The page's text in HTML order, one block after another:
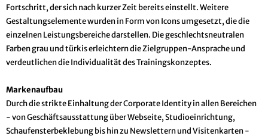
Fortschritt, der sich nach kurzer Zeit bereits einstellt. Weitere
Gestaltungselemente wurden in Form von Icons umgesetzt, die die
einzelnen Leistungsbereiche darstellen. Die geschlechtsneutralen
Farben grau und türkis erleichtern die Zielgruppen-Ansprache und
verdeutlichen die Individualität des Trainingskonzeptes.
Markenaufbau
Durch die strikte Einhaltung der Corporate Identity in allen Bereichen
- von Geschäftsausstattung über Webseite, Studioeinrichtung,
Schaufensterbeklebung bis hin zu Newslettern und Visitenkarten -